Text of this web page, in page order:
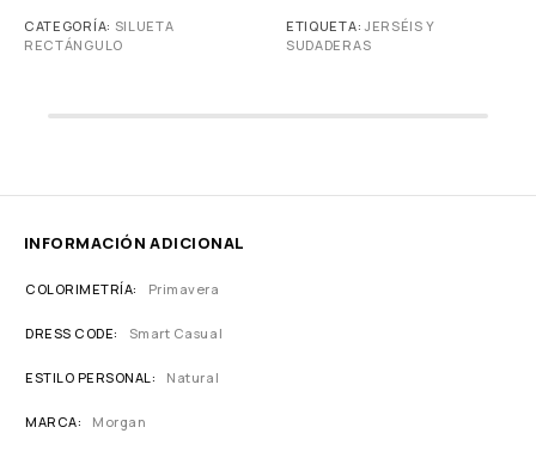
CATEGORÍA: SILUETA
RECTÁNGULO
ETIQUETA:JERSÉIS Y
SUDADERAS
INFORMACIÓN ADICIONAL
COLORIMETRÍA Primavera
DRESS CODE Smart Casual
ESTILO PERSONAL Natural
MARCA Morgan